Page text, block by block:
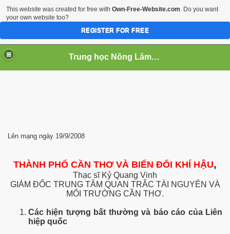
Trung học Nông Lâm Súc Cần Thơ
Lên mạng ngày 19/9/2008
THÀNH PHỐ CẦN THƠ VÀ BIẾN ĐỔI KHÍ HẬU,
Thạc sĩ Kỷ Quang Vinh
GIÁM ĐỐC TRUNG TÂM QUAN TRẮC TÀI NGUYÊN VÀ
MÔI TRƯỜNG CẦN THƠ.
Các hiện tượng bất thường và báo cáo của Liên
hiệp quốc
This website was created for free with Own-Free-Website.com. Do you want
your own website too?
REGISTER FOR FREE